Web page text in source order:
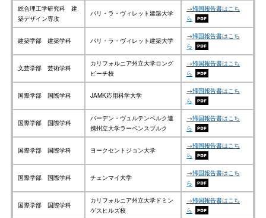
総合理工学研究科 建
築デザイン専攻
パリ・ラ・ヴィレット建築大学
→帰国報告書はこち
ら
建築学部 建築学科 パリ・ラ・ヴィレット建築大学
→帰国報告書はこち
ら
文芸学部 芸術学科
カリフォルニア州立大学ロング
ビーチ校
→帰国報告書はこち
ら
国際学部 国際学科 JAMK応用科学大学
→帰国報告書はこち
ら
国際学部 国際学科
バーデン・ヴュルテンベルク連
携州立大学ラーベンスブルク
→帰国報告書はこち
ら
国際学部 国際学科 ヨークセントジョン大学
→帰国報告書はこち
ら
国際学部 国際学科 チェンマイ大学
→帰国報告書はこち
ら
国際学部 国際学科
カリフォルニア州立大学ドミン
ゲスヒルズ校
→帰国報告書はこち
ら